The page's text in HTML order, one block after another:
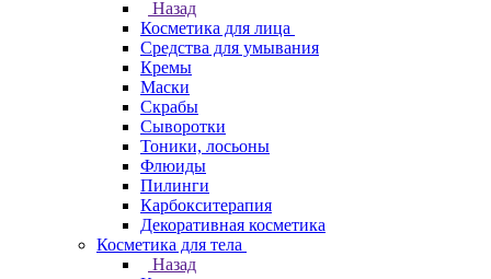
Назад
Косметика для лица
Средства для умывания
Кремы
Маски
Скрабы
Сыворотки
Тоники, лосьоны
Флюиды
Пилинги
Карбокситерапия
Декоративная косметика
Косметика для тела
Назад